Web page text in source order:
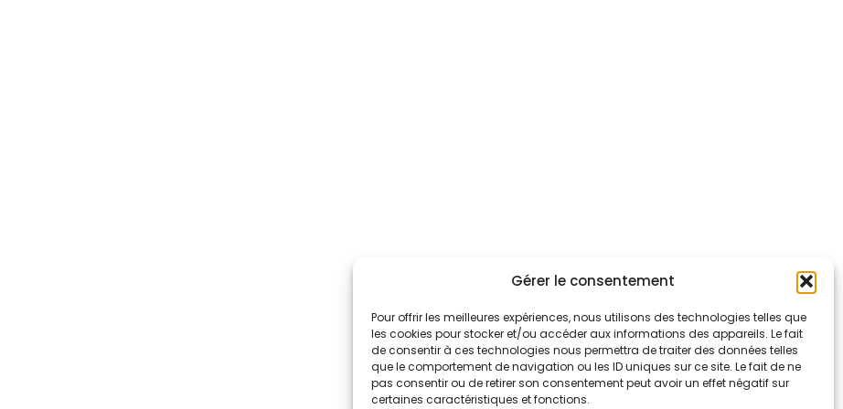
Gérer le consentement
Pour offrir les meilleures expériences, nous utilisons des technologies telles que
les cookies pour stocker et/ou accéder aux informations des appareils. Le fait
de consentir à ces technologies nous permettra de traiter des données telles
que le comportement de navigation ou les ID uniques sur ce site. Le fait de ne
pas consentir ou de retirer son consentement peut avoir un effet négatif sur
certaines caractéristiques et fonctions.